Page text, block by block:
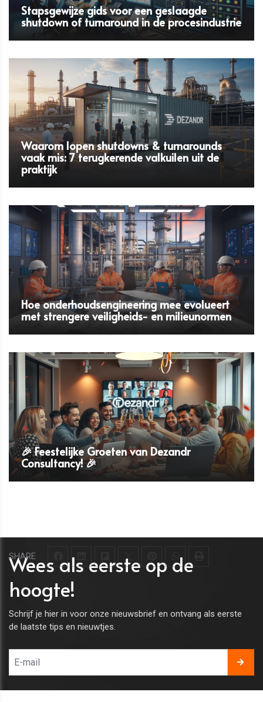
SHARE
Stapsgewijze gids voor een geslaagde
shutdown of turnaround in de procesindustrie
Waarom lopen shutdowns & turnarounds
vaak mis: 7 terugkerende valkuilen uit de
praktijk
Hoe onderhoudsengineering mee evolueert
met strengere veiligheids- en milieunormen
🎉 Feestelijke Groeten van Dezandr
Consultancy! 🎉
Wees als eerste op de
hoogte!
Schrijf je hier in voor onze nieuwsbrief en ontvang als eerste
de laatste tips en nieuwtjes.